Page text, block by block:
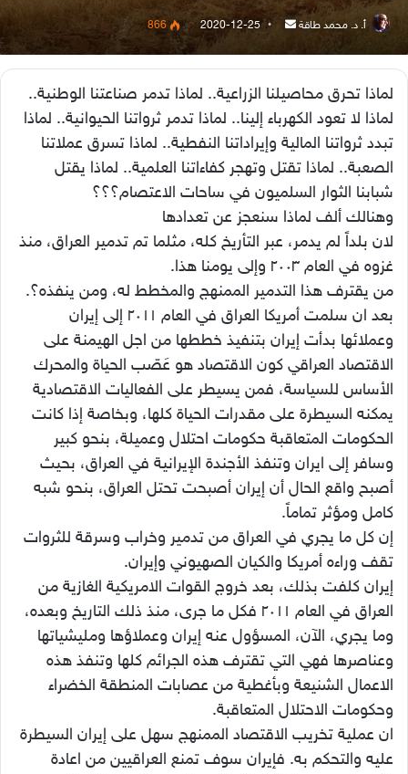
أ. د. محمد طاقة
أرسل
إلكترونيا
2020-12-25
866
لماذا تحرق محاصيلنا الزراعية.. لماذا تدمر صناعتنا الوطنية..
لماذا لا تعود الكهرباء إلينا.. لماذا تدمر ثرواتنا الحيوانية.. لماذا
تبدد ثرواتنا المالية وإيراداتنا النفطية.. لماذا تسرق عملاتنا
الصعبة.. لماذا تقتل وتهجر كفاءاتنا العلمية.. لماذا يقتل
شبابنا الثوار السلميون في ساحات الاعتصام؟؟؟
وهنالك ألف لماذا سنعجز عن تعدادها
لان بلداً لم يدمر، عبر التأريخ كله، مثلما تم تدمير العراق، منذ
غزوه في العام ٢٠٠٣ وإلى يومنا هذا.
من يقترف هذا التدمير الممنهج والمخطط له، ومن ينفذه؟.
بعد ان سلمت أمريكا العراق في العام ٢٠١١ إلى إيران
وعملائها بدأت إيران بتنفيذ خططها من اجل الهيمنة على
الاقتصاد العراقي كون الاقتصاد هو عَصّب الحياة والمحرك
الأساس للسياسة، فمن يسيطر على الفعاليات الاقتصادية
يمكنه السيطرة على مقدرات الحياة كلها، وبخاصة إذا كانت
الحكومات المتعاقبة حكومات احتلال وعميلة، بنحو كبير
وسافر إلى ايران وتنفذ الأجندة الإيرانية في العراق، بحيث
أصبح واقع الحال أن إيران أصبحت تحتل العراق، بنحو شبه
كامل ومؤثر تماماً.
إن كل ما يجري في العراق من تدمير وخراب وسرقة للثروات
تقف وراءه أمريكا والكيان الصهيوني وإيران.
إيران كلفت بذلك، بعد خروج القوات الامريكية الغازية من
العراق في العام ٢٠١١ فكل ما جرى، منذ ذلك التاريخ وبعده،
وما يجري، الآن، المسؤول عنه إيران وعملاؤها ومليشياتها
وعناصرها فهي التي تقترف هذه الجرائم كلها وتنفذ هذه
الاعمال الشنيعة وبأغطية من عصابات المنطقة الخضراء
وحكومات الاحتلال المتعاقبة.
ان عملية تخريب الاقتصاد الممنهج سهل على إيران السيطرة
عليه والتحكم به. فإيران سوف تمنع العراقيين من اعادة